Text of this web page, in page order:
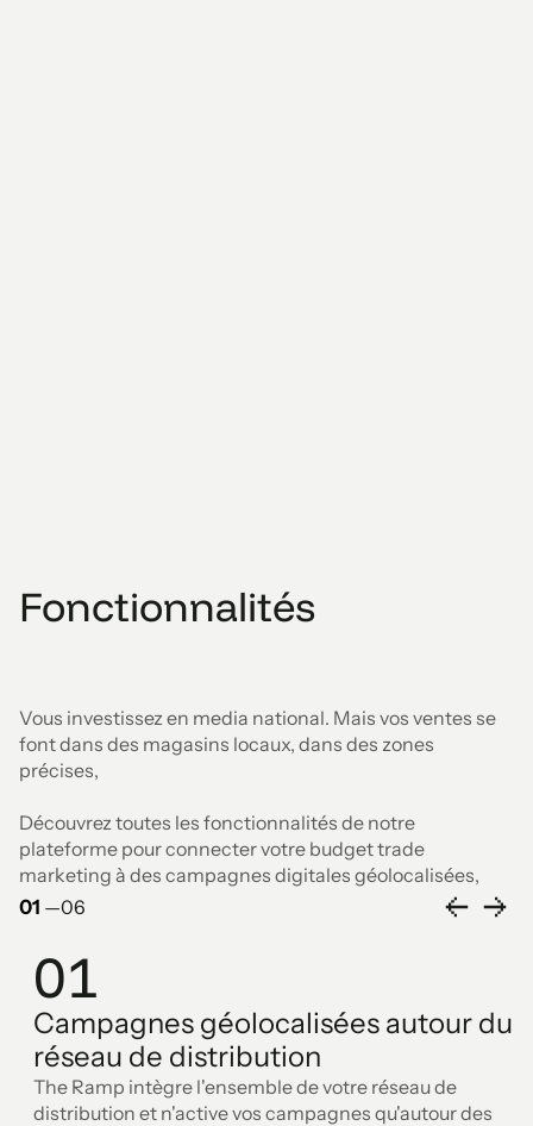
Fonctionnalités
Vous investissez en media national. Mais vos ventes se
font dans des magasins locaux, dans des zones
précises,
Découvrez toutes les fonctionnalités de notre
plateforme pour connecter votre budget trade
marketing à des campagnes digitales géolocalisées,
01 —06
01
Campagnes géolocalisées autour du
réseau de distribution
The Ramp intègre l'ensemble de votre réseau de
distribution et n'active vos campagnes qu'autour des